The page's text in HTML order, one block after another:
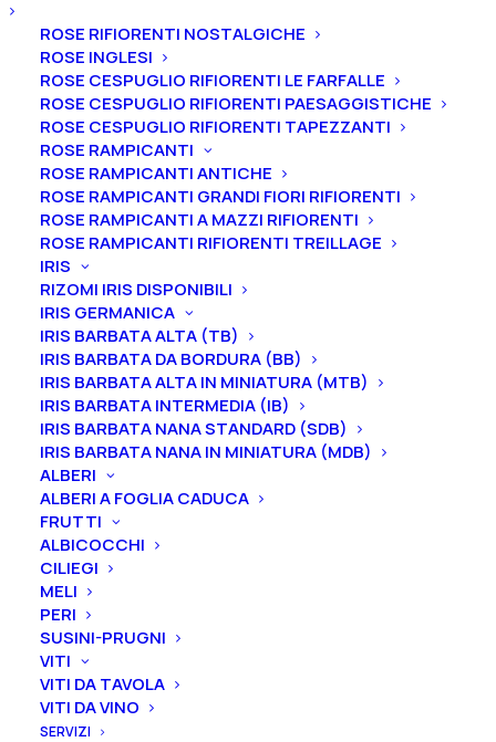
ROSE RIFIORENTI NOSTALGICHE
ROSE INGLESI
ROSE CESPUGLIO RIFIORENTI LE FARFALLE
ROSE CESPUGLIO RIFIORENTI PAESAGGISTICHE
ROSE CESPUGLIO RIFIORENTI TAPEZZANTI
ROSE RAMPICANTI
ROSE RAMPICANTI ANTICHE
ROSE RAMPICANTI GRANDI FIORI RIFIORENTI
ROSE RAMPICANTI A MAZZI RIFIORENTI
ROSE RAMPICANTI RIFIORENTI TREILLAGE
IRIS
RIZOMI IRIS DISPONIBILI
IRIS GERMANICA
IRIS BARBATA ALTA (TB)
IRIS BARBATA DA BORDURA (BB)
IRIS BARBATA ALTA IN MINIATURA (MTB)
IRIS BARBATA INTERMEDIA (IB)
IRIS BARBATA NANA STANDARD (SDB)
IRIS BARBATA NANA IN MINIATURA (MDB)
ALBERI
ALBERI A FOGLIA CADUCA
FRUTTI
ALBICOCCHI
CILIEGI
MELI
PERI
SUSINI-PRUGNI
VITI
VITI DA TAVOLA
VITI DA VINO
SERVIZI
La peonia lactiflora “Lancaster” ha un fiore bianco,
bomba, di medie dimensioni, adatto al reciso. I petali
esterni si presentano come un “piatto” in cui i
petaloidi interni sono perfettamente inseriti. È
profumataelafioritura è precoce.
Ti ricordiamo che le nostre peonie vengono
vendute in vaso, con un apparato radicale ben
affrancato e differente in base alla dimensione della
pianta.
2-3 gemme equivale ad un vaso 16/18/20 cm
3-5 gemme equivale ad un vaso 22/24/26 cm
Gemme
Peonia
lactiflora
"Lancaster"
quantità
Ordina subito questo prodotto!
Puoi acquistare ora questo prodotto contattandoci e
indicando la dimensione del vaso desiderata e la
quantità